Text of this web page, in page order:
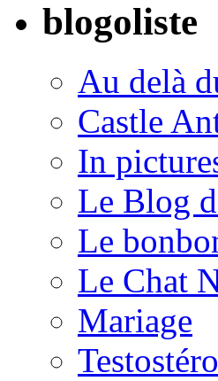
blogoliste
Au delà
Castle
In
Le Blog
Le
Le Chat
Mariage